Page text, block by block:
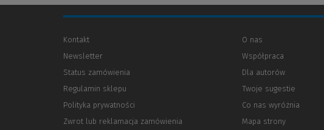
Kontakt
Newsletter
Status zamówienia
Regulamin sklepu
Polityka prywatności
innej
Zwrot lub reklamacja zamówienia
O nas
Współpraca
Dla autorów
innej
strony)
Twoje sugestie
Co nas wyróżnia
Mapa strony